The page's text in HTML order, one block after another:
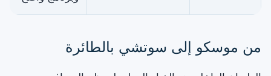
من موسكو إلى سوتشي بالطائرة